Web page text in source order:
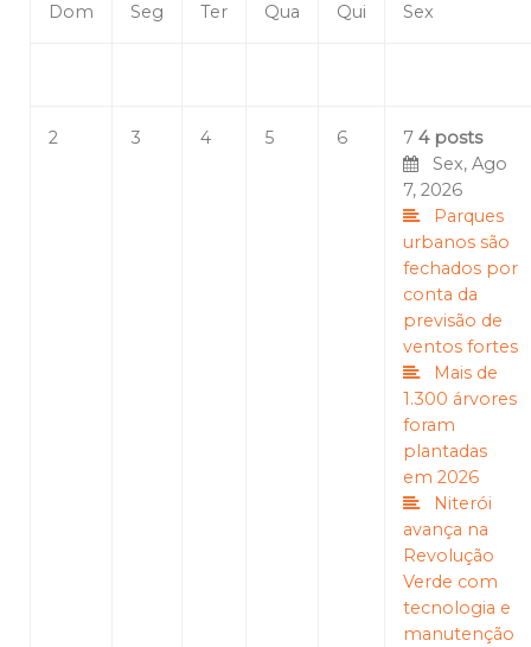
Dom Seg Ter Qua Qui Sex
2 3 4 5 6 7 4 posts
Sex, Ago
7, 2026
Parques
urbanos são
fechados por
conta da
previsão de
ventos fortes
Mais de
1.300 árvores
foram
plantadas
em 2026
Niterói
avança na
Revolução
Verde com
tecnologia e
manutenção